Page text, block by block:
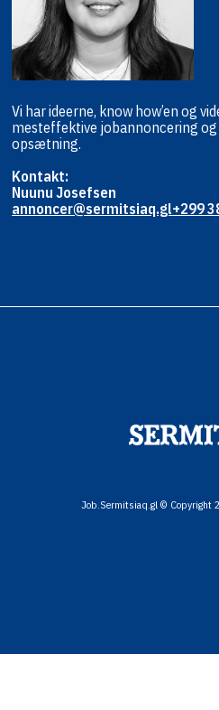
Vi har ideerne, know how’en og
mesteffektive jobannoncering
opsætning.
Kontakt:
Nuunu Josefsen
annoncer@sermitsiaq.gl+299
Job.Sermitsiaq.gl © Copyright